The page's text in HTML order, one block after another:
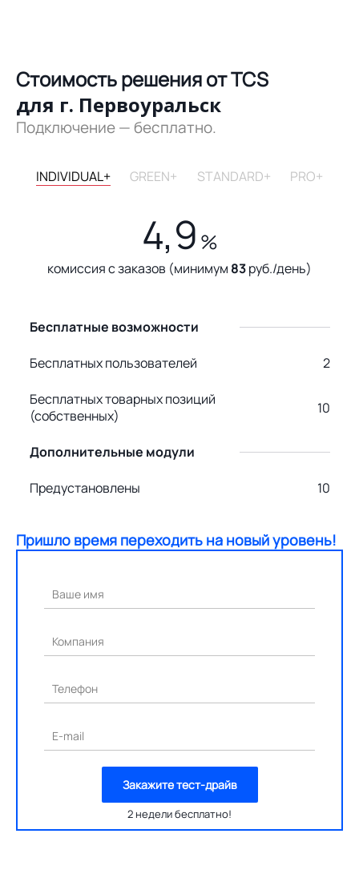
Стоимость решения от TCS
для г. Первоуральск
Подключение — бесплатно.
INDIVIDUAL+ GREEN+ STANDARD+ PRO+
4,9 %
комиссия с заказов (минимум 83руб./день)
Бесплатные возможности
Бесплатных пользователей 2
Бесплатных товарных позиций
(собственных)
10
Дополнительные модули
Предустановлены 10
Пришло время переходить на новый уровень!
Ваше имя
Компания
Телефон
E-mail
Закажите тест-драйв
2 недели бесплатно!